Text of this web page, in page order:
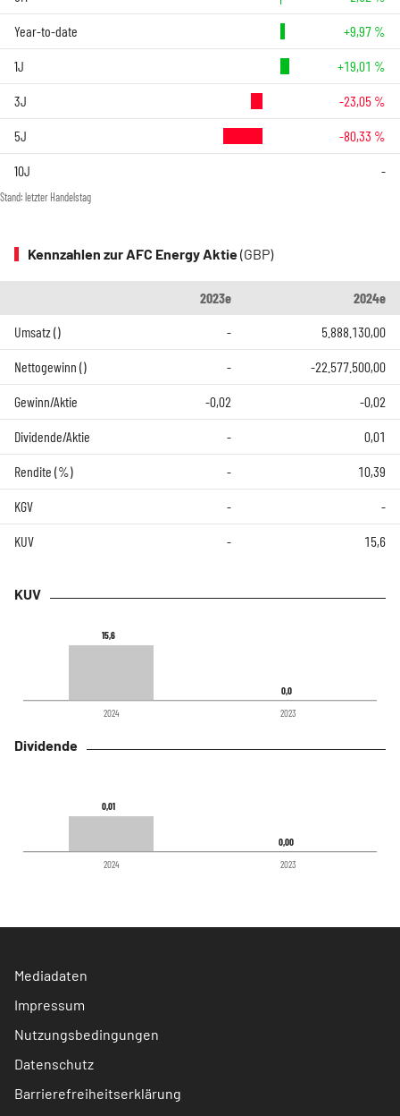
Year-to-date +9,97 %
1J +19,01 %
3J -23,05 %
5J -80,33 %
10J -
Stand: letzter Handelstag
Kennzahlen zur AFC Energy Aktie(GBP)
2023e
2024e
Umsatz ()
- 5.888.130,00
Nettogewinn () - -22.577.500,00
Gewinn/Aktie -0,02 -0,02
Dividende/Aktie - 0,01
Rendite (%) - 10,39
KGV - -
KUV - 15,6
KUV
15,6
15,6
0,0
0,0
2024
2023
Dividende
0,01
0,01
0,00
0,00
2024
2023
Mediadaten
Impressum
Nutzungsbedingungen
Datenschutz
Barrierefreiheitserklärung